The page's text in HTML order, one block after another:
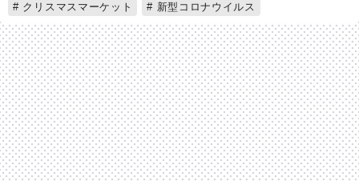
クリスマスマーケット
新型コロナウイルス